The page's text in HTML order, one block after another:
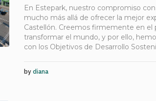
En Estepark, nuestro compromiso
mucho más allá de ofrecer la mejor
Castellón. Creemos firmemente en el
transformar el mundo, y por ello,
con los Objetivos de Desarrollo
by diana